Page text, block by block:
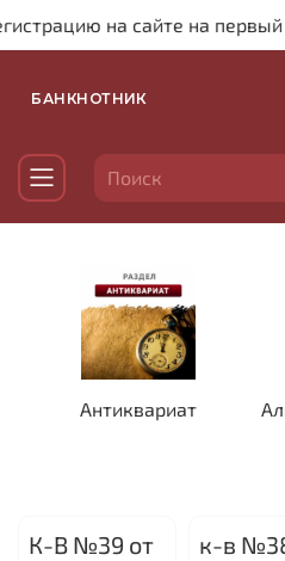
на сайте на первый заказ
БАНКНОТНИК
Антиквариат
К-В №39 от
к-в